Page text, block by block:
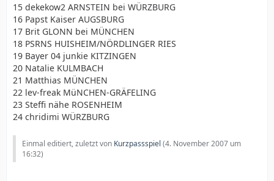
15 dekekow2 ARNSTEIN bei WÜRZBURG
16 Papst Kaiser AUGSBURG
17 Brit GLONN bei MÜNCHEN
18 PSRNS HUISHEIM/NÖRDLINGER RIES
19 Bayer 04 junkie KITZINGEN
20 Natalie KULMBACH
21 Matthias MÜNCHEN
22 lev-freak MüNCHEN-GRÄFELING
23 Steffi nähe ROSENHEIM
24 chridimi WÜRZBURG
Einmal editiert, zuletzt von Kurzpassspiel (4. November 2007 um
16:32)